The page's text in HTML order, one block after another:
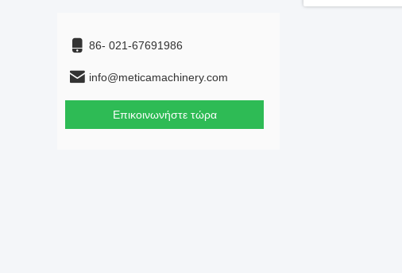
86- 021-67691986
info@meticamachinery.com
Επικοινωνήστε τώρα